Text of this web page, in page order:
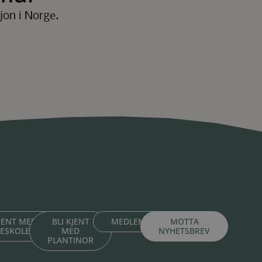
i Norge.
MED
BLI KJENT
MED
PLANTINOR
MEDLEMSPORTALMOTTA
NYHETSBREV